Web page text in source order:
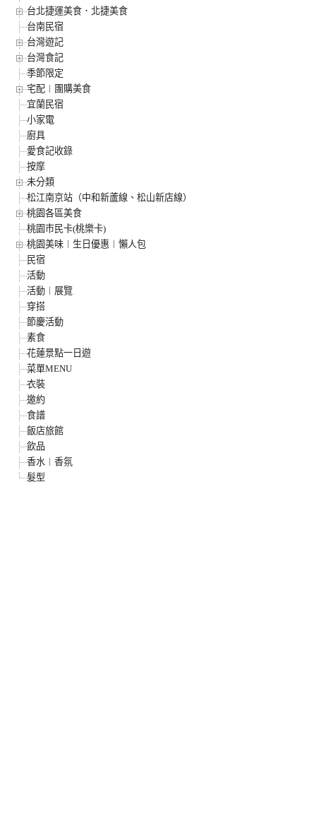
台北捷運美食．北捷美食
台南民宿
台灣遊記
台灣食記
季節限定
宅配︱團購美食
宜蘭民宿
小家電
廚具
愛食記收錄
按摩
未分類
松江南京站（中和新蘆線、松山新店線）
桃園各區美食
桃園市民卡(桃樂卡)
桃園美味︱生日優惠︱懶人包
民宿
活動
活動︱展覽
穿搭
節慶活動
素食
花蓮景點一日遊
菜單MENU
衣裝
邀約
食譜
飯店旅館
飲品
香水︱香氛
髮型